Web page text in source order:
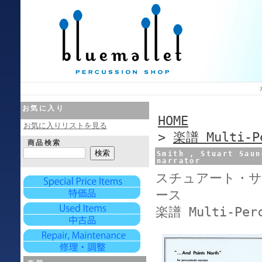
お気に入り
お気に入りリストを見る
商品検索
HOME
> 楽譜 Multi-
Smith , Stuart
narrator
スチュアート
ース
楽譜 Multi-